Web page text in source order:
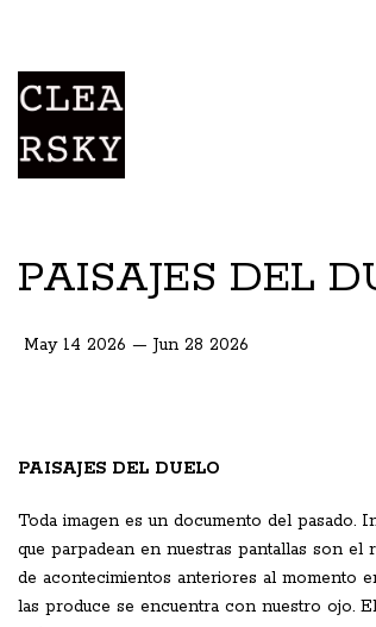
PAISAJES DEL
May 14 2026 — Jun 28 2026
PAISAJES DEL DUELO
Toda imagen es un documento del pasado.
que parpadean en nuestras pantallas son el
de acontecimientos anteriores al momento
las produce se encuentra con nuestro ojo.